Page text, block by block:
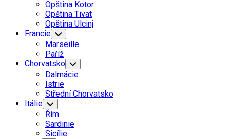
Opština Kotor
Opština Tivat
Opština Ulcinj
Francie Toggle
Child
Menu
Marseille
Paříž
Chorvatsko Toggle
Child
Menu
Dalmácie
Istrie
Střední Chorvatsko
Itálie Toggle
Child
Menu
Řím
Sardinie
Sicílie